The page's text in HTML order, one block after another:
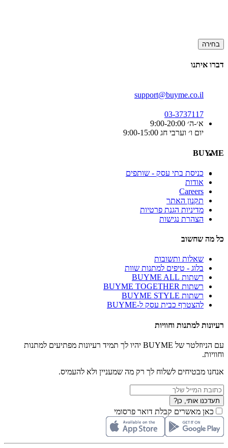
בחירה
דברו איתנו
support@buyme.co.il
03-3737117
א׳-ה׳ 9:00-20:00
יום ו׳ וערבי חג 9:00-15:00
BUYME
כניסת בתי עסק - שותפים
אודות
Careers
תקנון האתר
מדיניות הגנת פרטיות
הצהרת נגישות
כל מה שחשוב
שאלות ותשובות
בלוג - טיפים למתנות שוות
רשתות BUYME ALL
רשתות BUYME TOGETHER
רשתות BUYME STYLE
להצטרף כבית עסק ל-BUYME
רעיונות למתנות וחוויות
עם הניוזלטר של BUYME יהיו לך תמיד רעיונות מפתיעים למתנות
וחוויות.
אנחנו מבטיחים לשלוח לך רק מה שמעניין ולא להעמיס.
תעדכנו אותי, כן?
כאן מאשרים קבלת דואר פרסומי